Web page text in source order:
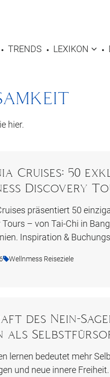
TRENDS LEXIKON
hier.
Cruises: 50
Discovery
präsentiert 50
Tours – von Tai-Chi in
Inspiration &
Wellnmess Reiseziele
des Nein-
als
lernen bedeutet mehr
und neue innere